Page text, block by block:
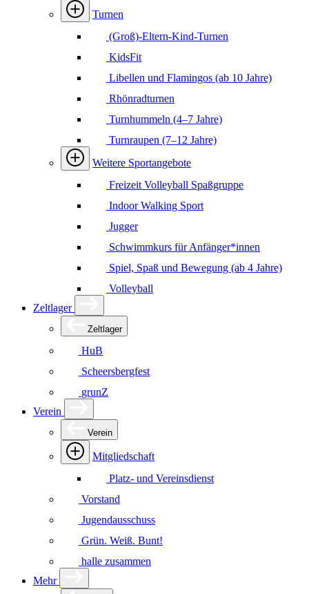
Turnen
(Groß)-Eltern-Kind-Turnen
KidsFit
Libellen und Flamingos (ab 10 Jahre)
Rhönradturnen
Turnhummeln (4–7 Jahre)
Turnraupen (7–12 Jahre)
Weitere Sportangebote
Freizeit Volleyball Spaßgruppe
Indoor Walking Sport
Jugger
Schwimmkurs für Anfänger*innen
Spiel, Spaß und Bewegung (ab 4 Jahre)
Volleyball
Zeltlager
Zeltlager
HuB
Scheersbergfest
grunZ
Verein
Verein
Mitgliedschaft
Platz- und Vereinsdienst
Vorstand
Jugendausschuss
Grün. Weiß. Bunt!
halle zusammen
Mehr